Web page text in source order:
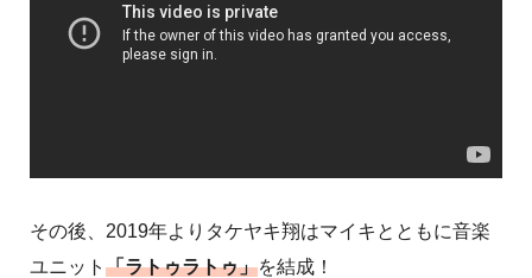
その後、2019年よりタケヤキ翔はマイキとともに音楽
ユニット 「ラトゥラトゥ」を結成！